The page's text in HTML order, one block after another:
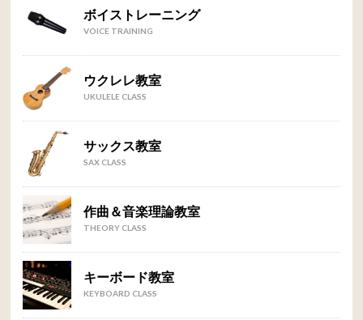
ボイストレーニング
VOICE TRAINING
ウクレレ教室
UKULELE CLASS
サックス教室
SAX CLASS
作曲＆音楽理論教室
THEORY CLASS
キーボード教室
KEYBOARD CLASS